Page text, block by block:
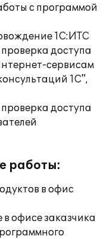
с программой
1С:ИТС
доступа
сервисам
1С",
доступа
работы:
в офис
офисе заказчика